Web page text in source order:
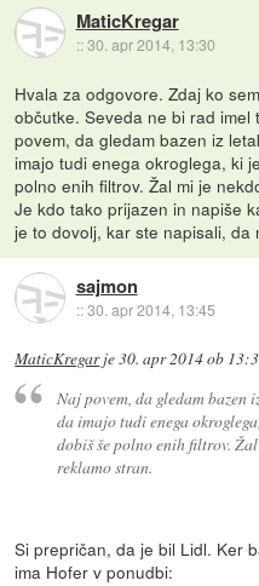
MaticKregar
::30. apr 2014, 13:30
Hvala za odgovore. Zdaj ko
občutke. Seveda ne bi rad
povem, da gledam bazen iz
imajo tudi enega okroglega, ki
polno enih filtrov. Žal mi je
Je kdo tako prijazen in napiše
je to dovolj, kar ste napisali, da
sajmon
::30. apr 2014, 13:45
MaticKregarje30. apr 2014 ob
Naj povem, da gledam bazen
da imajo tudi enega
dobiš še polno enih filtrov.
reklamo stran.
Si prepričan, da je bil Lidl. Ker
ima Hofer v ponudbi: